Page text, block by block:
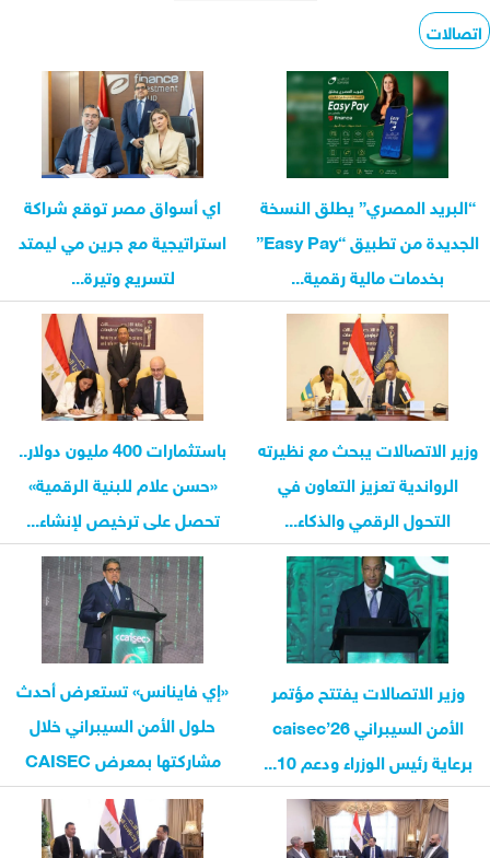
اتصالات
“البريد المصري” يطلق النسخة
الجديدة من تطبيق “Easy Pay”
بخدمات مالية رقمية...
اي أسواق مصر توقع شراكة
استراتيجية مع جرين مي ليمتد
لتسريع وتيرة...
وزير الاتصالات يبحث مع نظيرته
الرواندية تعزيز التعاون في
التحول الرقمي والذكاء...
باستثمارات 400 مليون دولار..
«حسن علام للبنية الرقمية»
تحصل على ترخيص لإنشاء...
وزير الاتصالات يفتتح مؤتمر
الأمن السيبراني caisec’26
برعاية رئيس الوزراء ودعم 10...
«إي فاينانس» تستعرض أحدث
حلول الأمن السيبراني خلال
مشاركتها بمعرض CAISEC
2026